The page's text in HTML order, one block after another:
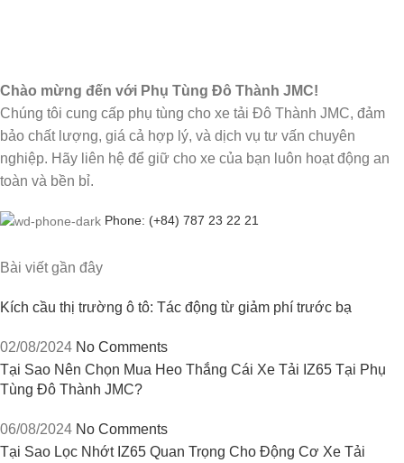
Chào mừng đến với Phụ Tùng Đô Thành JMC!
Chúng tôi cung cấp phụ tùng cho xe tải Đô Thành JMC, đảm
bảo chất lượng, giá cả hợp lý, và dịch vụ tư vấn chuyên
nghiệp. Hãy liên hệ để giữ cho xe của bạn luôn hoạt động an
toàn và bền bỉ.
Phone: (+84) 787 23 22 21
Bài viết gần đây
Kích cầu thị trường ô tô: Tác động từ giảm phí trước bạ
02/08/2024 No Comments
Tại Sao Nên Chọn Mua Heo Thắng Cái Xe Tải IZ65 Tại Phụ
Tùng Đô Thành JMC?
06/08/2024 No Comments
Tại Sao Lọc Nhớt IZ65 Quan Trọng Cho Động Cơ Xe Tải